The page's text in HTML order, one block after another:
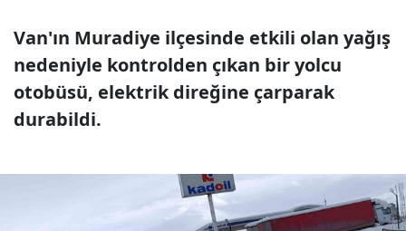
Van'ın Muradiye ilçesinde etkili olan yağış
nedeniyle kontrolden çıkan bir yolcu
otobüsü, elektrik direğine çarparak
durabildi.